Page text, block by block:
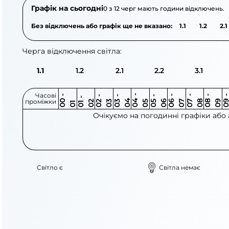
Графік на сьогодні0 з 12 черг мають години відключень.
Без відключень або графік ще не вказано: 1.1 1.2 2.1
Черга відключення світла:
1.1 1.2 2.1 2.2 3.1
Часові
проміжки 0
0
-
0 1 0
1
-
0 2 0 2
-
0 3 0 3
-
0 4 0 4
-
0 5 0 5
-
0 6 0 6
-
0 7 0 7
-
0 8 0 8
-
0 9 0
9
-
1
Очікуємо на погодинні графіки
Світло є Світла немає